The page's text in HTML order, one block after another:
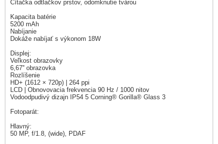
Čítačka odtlačkov prstov, odomknutie tvárou
Kapacita batérie
5200 mAh
Nabíjanie
Dokáže nabíjať s výkonom 18W
Displej:
Veľkost obrazovky
6,67'' obrazovka
Rozlíšenie
HD+ (1612 × 720p) | 264 ppi
LCD | Obnovovacia frekvencia 90 Hz / 1000 nitov
Vodoodpudivý dizajn IP54 5 Corning® Gorilla® Glass 3
Fotoparát:
Hlavný:
50 MP, f/1.8, (wide), PDAF